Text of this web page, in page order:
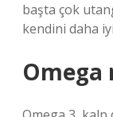
başta çok
kendini daha
Omega